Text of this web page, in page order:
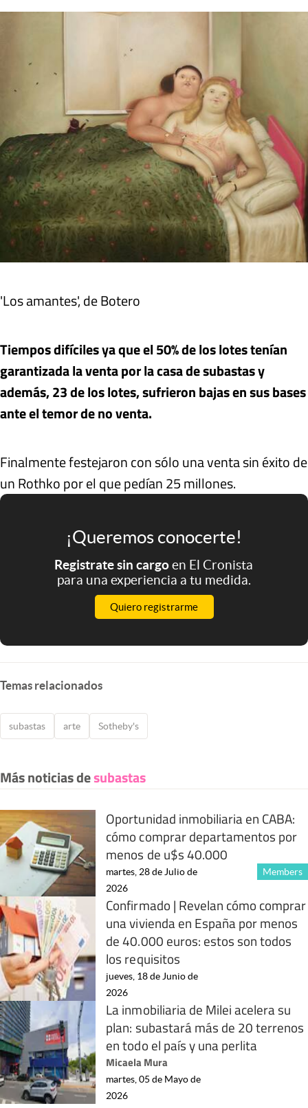
'Los amantes', de Botero
Tiempos difíciles ya que el 50% de los lotes tenían
garantizada la venta por la casa de subastas y
además, 23 de los lotes, sufrieron bajas en sus bases
ante el temor de no venta.
Finalmente festejaron con sólo una venta sin éxito de
un Rothko por el que pedían 25 millones.
¡Queremos conocerte!
Registrate sin cargoen El Cronista
para una experiencia a tu medida.
Quiero registrarme
Temas relacionados
subastas arte Sotheby's
Más noticias desubastas
Oportunidad inmobiliaria en CABA:
cómo comprar departamentos por
menos de u$s 40.000
Members
martes, 28 de Julio de
2026
Confirmado | Revelan cómo comprar
una vivienda en España por menos
de 40.000 euros: estos son todos
los requisitos
jueves, 18 de Junio de
2026
La inmobiliaria de Milei acelera su
plan: subastará más de 20 terrenos
en todo el país y una perlita
Micaela Mura
martes, 05 de Mayo de
2026